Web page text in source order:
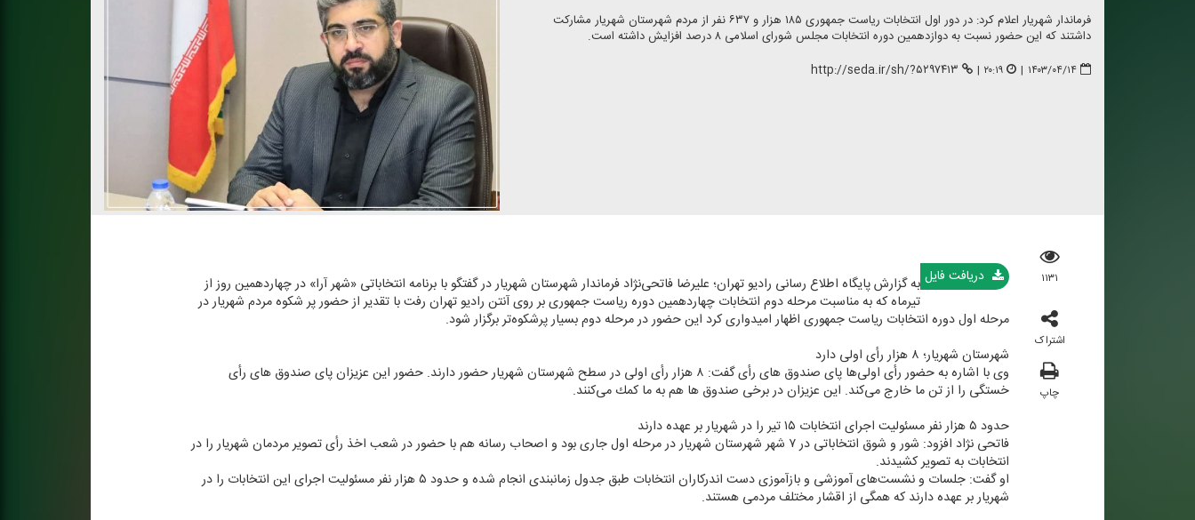
فرماندار شهریار اعلام كرد: در دور اول انتخابات ریاست جمهوری ۱۸۵ هزار و ۶۳۷ نفر از مردم شهرستان شهریار مشاركت
داشتند كه این حضور نسبت به دوازدهمین دوره انتخابات مجلس شورای اسلامی ۸ درصد افزایش داشته است.
۱۴۰۳/۰۴/۱۴ | ۲۰:۱۹ | http://seda.ir/sh/?۵۲۹۷۴۱۳
۱۱۳۱
اشتراک
چاپ
دریافت فایل به گزارش پایگاه اطلاع رسانی رادیو تهران؛ علیرضا فاتحی‌نژاد فرماندار شهرستان شهریار در گفتگو با برنامه انتخاباتی «شهر آرا» در چهاردهمین روز از
تیرماه كه به مناسبت مرحله دوم انتخابات چهاردهمین دوره ریاست جمهوری بر روی آنتن رادیو تهران رفت با تقدیر از حضور پر شكوه مردم شهریار در
مرحله اول دوره انتخابات ریاست جمهوری اظهار امیدواری كرد این حضور در مرحله دوم بسیار پرشكوه‌تر برگزار شود.
شهرستان شهریار؛ ۸ هزار رأی اولی دارد
وی با اشاره به حضور رأی اولی‌ها پای صندوق های رأی گفت: ۸ هزار رأی اولی در سطح شهرستان شهریار حضور دارند. حضور این عزیزان پای صندوق های رأی
خستگی را از تن ما خارج می‌كند. این عزیزان در برخی صندوق ها هم به ما كمك می‌كنند.
حدود ۵ هزار نفر مسئولیت اجرای انتخابات ۱۵ تیر را در شهریار بر عهده دارند
فاتحی نژاد افزود: شور و شوق انتخاباتی در ۷ شهر شهرستان شهریار در مرحله اول جاری بود و اصحاب رسانه هم با حضور در شعب اخذ رأی تصویر مردمان شهریار را در
انتخابات به تصویر كشیدند.
او گفت: جلسات و نشست‌های آموزشی و بازآموزی دست اندركاران انتخابات طبق جدول زمانبندی انجام شده و حدود ۵ هزار نفر مسئولیت اجرای این انتخابات را در
شهریار بر عهده دارند كه همگی از اقشار مختلف مردمی هستند.